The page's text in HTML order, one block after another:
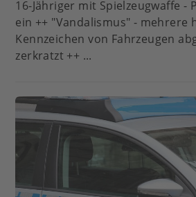
16-Jähriger mit Spielzeugwaffe -
ein ++ "Vandalismus" - mehrere
Kennzeichen von Fahrzeugen
zerkratzt ++ ...